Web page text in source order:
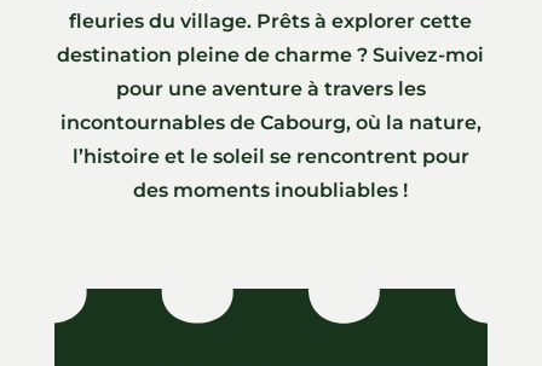
fleuries du village. Prêts à explorer cette
destination pleine de charme ? Suivez-moi
pour une aventure à travers les
incontournables de Cabourg, où la nature,
l’histoire et le soleil se rencontrent pour
des moments inoubliables !